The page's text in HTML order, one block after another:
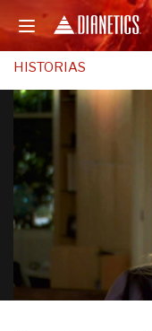
HISTORIAS